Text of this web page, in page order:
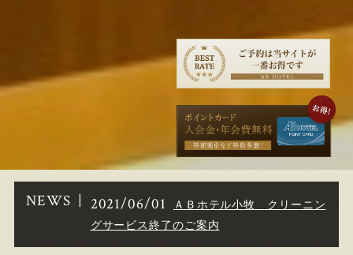
NEWS 2021/06/01
ＡＢホテル小牧 クリーニン
グサービス終了のご案内